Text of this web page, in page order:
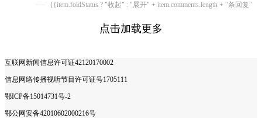
{{item.foldStatus ? "收起" : "展开" + item.comments.length + "条回复"}}
点击加载更多
互联网新闻信息许可证42120170002
信息网络传播视听节目许可证号1705111
鄂ICP备15014731号-2
鄂公网安备42010602000216号